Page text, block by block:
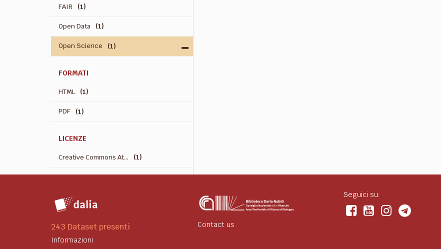
FAIR (1)
Open Data (1)
Open Science (1)
FORMATI
HTML (1)
PDF (1)
LICENZE
Creative Commons At... (1)
243 Dataset presenti
Informazioni
Contact us
Seguici su: